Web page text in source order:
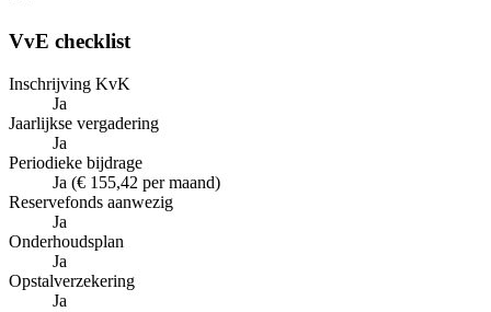
VvE checklist
Inschrijving KvK
Ja
Jaarlijkse vergadering
Ja
Periodieke bijdrage
Ja (€ 155,42 per maand)
Reservefonds aanwezig
Ja
Onderhoudsplan
Ja
Opstalverzekering
Ja